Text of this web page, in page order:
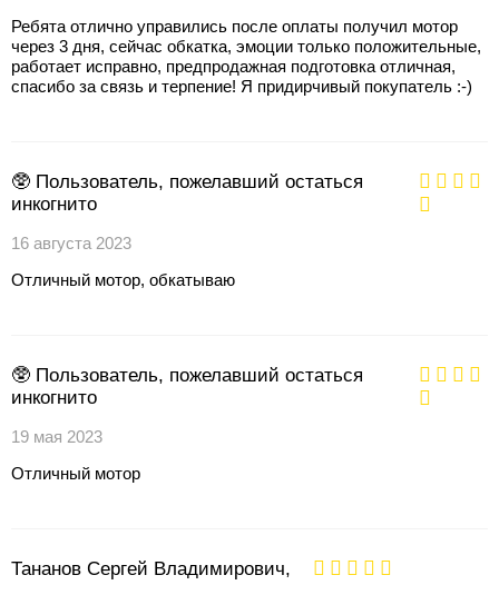
Ребята отлично управились после оплаты получил мотор
через 3 дня, сейчас обкатка, эмоции только положительные,
работает исправно, предпродажная подготовка отличная,
спасибо за связь и терпение! Я придирчивый покупатель :-)
🥸 Пользователь, пожелавший остаться
инкогнито
16 августа 2023
Отличный мотор, обкатываю
🥸 Пользователь, пожелавший остаться
инкогнито
19 мая 2023
Отличный мотор
Тананов Сергей Владимирович,